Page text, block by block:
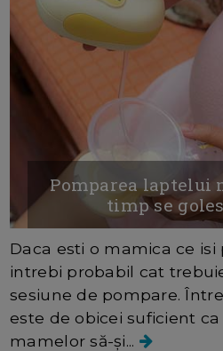
Pomparea laptelui
timp se
Daca esti o mamica ce isi
intrebi probabil cat
sesiune de pompare.
este de obicei suficient
mamelor să-și...